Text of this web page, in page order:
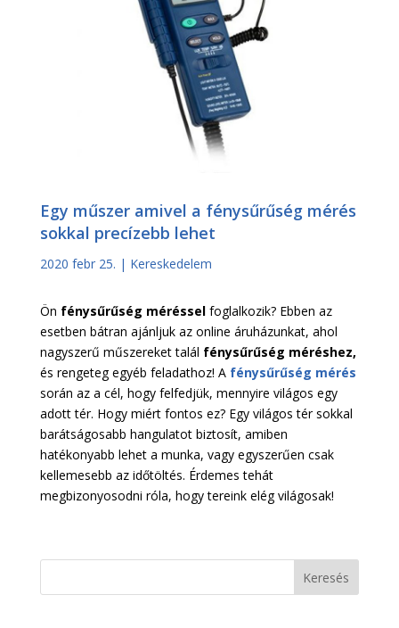
Egy műszer amivel a fénysűrűség mérés
sokkal precízebb lehet
2020 febr 25. | Kereskedelem
Ön fénysűrűség mérésselfoglalkozik? Ebben az
esetben bátran ajánljuk az online áruházunkat, ahol
nagyszerű műszereket talál fénysűrűség méréshez,
és rengeteg egyéb feladathoz! A fénysűrűség mérés
során az a cél, hogy felfedjük, mennyire világos egy
adott tér. Hogy miért fontos ez? Egy világos tér sokkal
barátságosabb hangulatot biztosít, amiben
hatékonyabb lehet a munka, vagy egyszerűen csak
kellemesebb az időtöltés. Érdemes tehát
megbizonyosodni róla, hogy tereink elég világosak!